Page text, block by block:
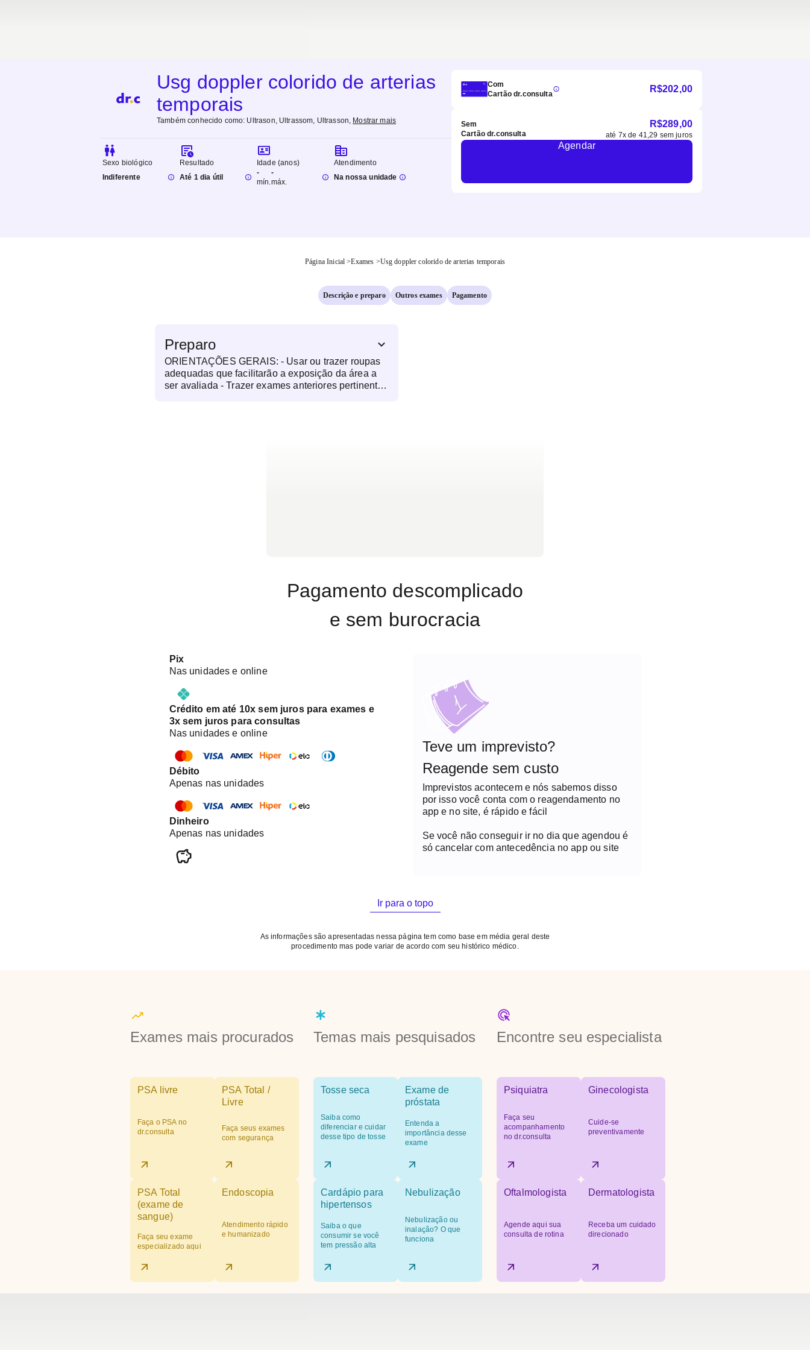
Usg doppler colorido de arterias
temporais
Também conhecido como: Ultrason, Ultrassom, Ultrasson, Mostrar mais
Sexo biológico
Indiferente
Resultado
Até 1 dia útil
Idade (anos)
-
mín.
-
máx.
Atendimento
Na nossa unidade
Com
Cartão dr.consulta
R$202,00
Sem
Cartão dr.consulta
R$289,00
até 7x de 41,29 sem juros
Agendar
Página Inicial >Exames >Usg doppler colorido de arterias temporais
Descrição e preparo Outros exames Pagamento
Preparo
ORIENTAÇÕES GERAIS: - Usar ou trazer roupas
adequadas que facilitarão a exposição da área a
ser avaliada - Trazer exames anteriores pertinentes
Pagamento descomplicado
e sem burocracia
Pix
Nas unidades e online
Crédito em até 10x sem juros para exames e
3x sem juros para consultas
Nas unidades e online
Débito
Apenas nas unidades
Dinheiro
Apenas nas unidades
Teve um imprevisto?
Reagende sem custo
Imprevistos acontecem e nós sabemos disso
por isso você conta com o reagendamento no
app e no site, é rápido e fácil
Se você não conseguir ir no dia que agendou é
só cancelar com antecedência no app ou site
Ir para o topo
As informações são apresentadas nessa página tem como base em média geral deste
procedimento mas pode variar de acordo com seu histórico médico.
Exames mais procurados
PSA livre
Faça o PSA no
dr.consulta
PSA Total /
Livre
Faça seus exames
com segurança
PSA Total
(exame de
sangue)
Faça seu exame
especializado aqui
Endoscopia
Atendimento rápido
e humanizado
Temas mais pesquisados
Tosse seca
Saiba como
diferenciar e cuidar
desse tipo de tosse
Exame de
próstata
Entenda a
importância desse
exame
Cardápio para
hipertensos
Saiba o que
consumir se você
tem pressão alta
Nebulização
Nebulização ou
inalação? O que
funciona
Encontre seu especialista
Psiquiatra
Faça seu
acompanhamento
no dr.consulta
Ginecologista
Cuide-se
preventivamente
Oftalmologista
Agende aqui sua
consulta de rotina
Dermatologista
Receba um cuidado
direcionado